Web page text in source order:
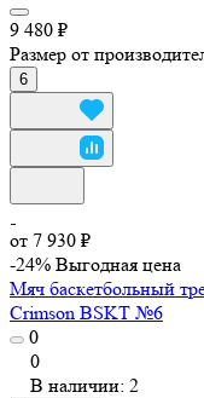
9 480 ₽
Размер от
6
от 7 930 ₽
-24% Выгодная цена
Мяч баскетбольный
Crimson BSKT №6
0
0
В наличии: 2